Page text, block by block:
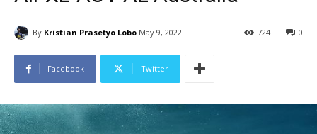
By Kristian Prasetyo Lobo May 9, 2022 0
724
Facebook Twitter